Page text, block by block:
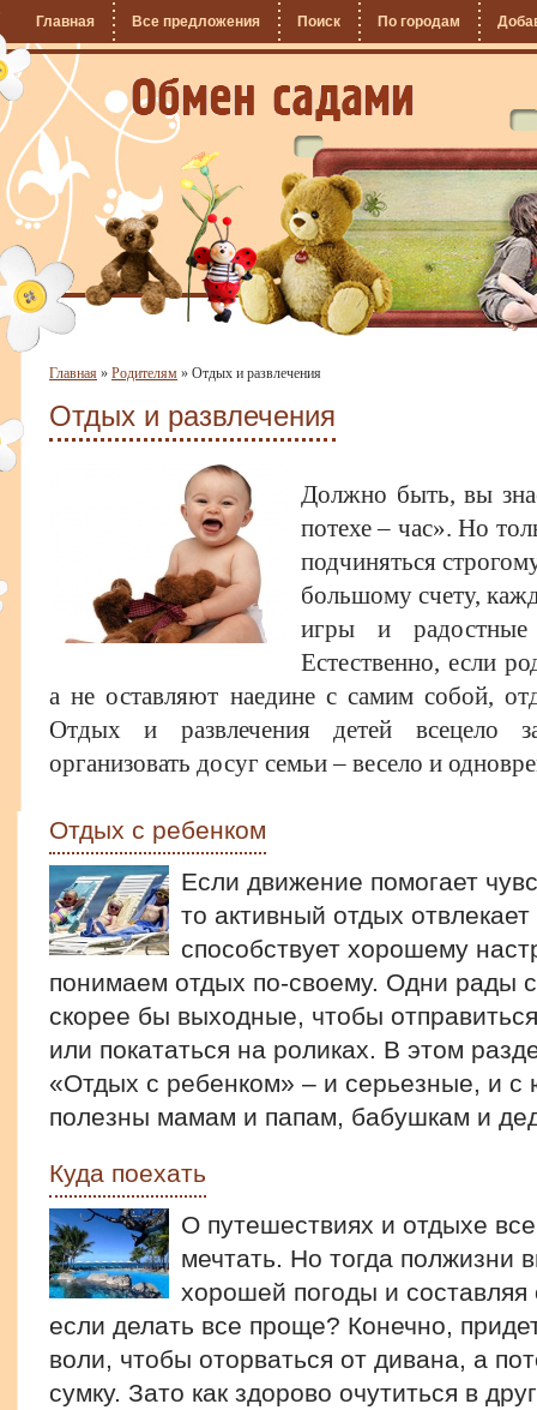
Главная Все предложения Поиск По городам
Главная » Родителям » Отдых и развлечения
Отдых и развлечения
Должно быть, вы
потехе – час». Но
подчиняться
большому счету,
игры и
Естественно, если
а не оставляют наедине с самим собой,
Отдых и развлечения детей всецело
организовать досуг семьи – весело и
Отдых с ребенком
Если движение помогает
то активный отдых
способствует хорошему
понимаем отдых по-своему. Одни рады
скорее бы выходные, чтобы
или покататься на роликах. В этом
«Отдых с ребенком» – и серьезные, и с
полезны мамам и папам, бабушкам и
Куда поехать
О путешествиях и отдыхе
мечтать. Но тогда полжизни
хорошей погоды и
если делать все проще? Конечно,
воли, чтобы оторваться от дивана, а
сумку. Зато как здорово очутиться в